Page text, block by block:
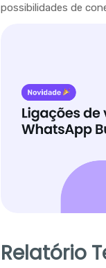
possibilidades de
Relatório